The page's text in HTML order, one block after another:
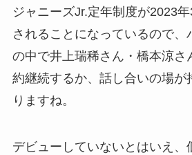
ジャニーズJr.定年制度が2023
されることになっているので、
の中で井上瑞稀さん・橋本涼さ
約継続するか、話し合いの場が
りますね。
デビューしていないとはいえ、